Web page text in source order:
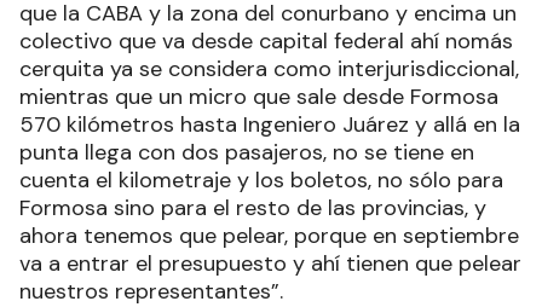
que la CABA y la zona del conurbano y encima un
colectivo que va desde capital federal ahí nomás
cerquita ya se considera como interjurisdiccional,
mientras que un micro que sale desde Formosa
570 kilómetros hasta Ingeniero Juárez y allá en la
punta llega con dos pasajeros, no se tiene en
cuenta el kilometraje y los boletos, no sólo para
Formosa sino para el resto de las provincias, y
ahora tenemos que pelear, porque en septiembre
va a entrar el presupuesto y ahí tienen que pelear
nuestros representantes”.